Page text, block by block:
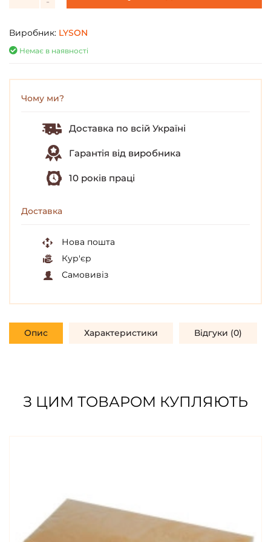
Виробник: LYSON
Немає в наявності
Чому ми?
Доставка по всій Україні
Гарантія від виробника
10 років праці
Доставка
Нова пошта
Кур'єр
Самовивіз
Опис Характеристики Відгуки (0)
З ЦИМ ТОВАРОМ КУПЛЯЮТЬ